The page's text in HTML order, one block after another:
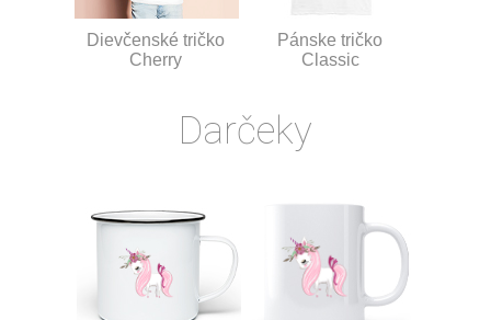
Dievčenské tričko
Cherry
Pánske tričko
Classic
Darčeky